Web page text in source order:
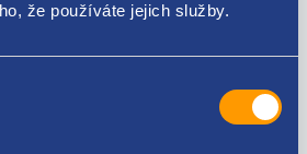
že používáte jejich služby.
KOHGD85201